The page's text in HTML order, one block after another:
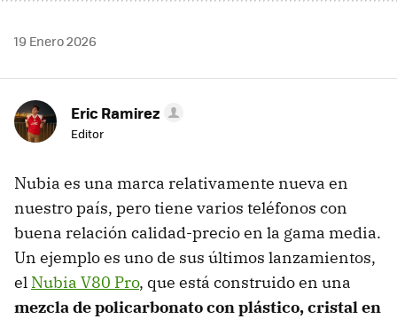
19 Enero 2026
Eric Ramirez
Editor
Nubia es una marca relativamente nueva en
nuestro país, pero tiene varios teléfonos con
buena relación calidad-precio en la gama media.
Un ejemplo es uno de sus últimos lanzamientos,
el Nubia V80 Pro, que está construido en una
mezcla de policarbonato con plástico, cristal en